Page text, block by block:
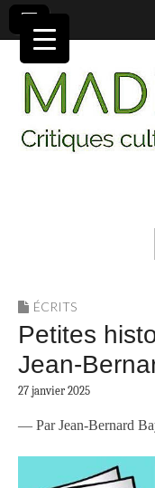
ÉCRITS
Petites
Jean-
27 janvier 2025
— Par Jean-Bernard